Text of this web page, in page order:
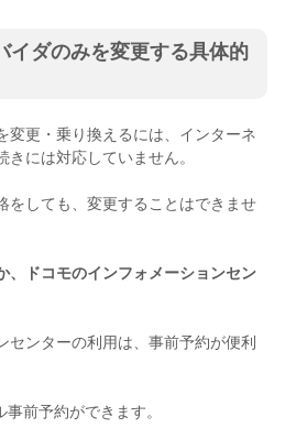
イダのみを変更する具体的
変更・乗り換えるには、インターネ
には対応していません。
をしても、変更することはできませ
、ドコモのインフォメーションセン
センターの利用は、事前予約が便利
前予約ができます。